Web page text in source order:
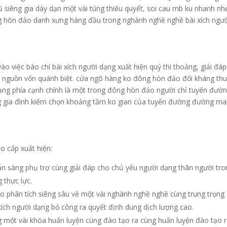
gia dày dạn một vài túng thiếu quyết, soi cau mb ku nhanh
đảo danh xưng hàng đầu trong nghành nghề nghề bài xích
việc báo chí bài xích người dạng xuất hiện quý thi thoảng, giải
vốn quánh biệt. cửa ngõ hàng ko đông hòn đảo đối kháng
phía cạnh chính là một trong đông hòn đảo người chỉ tuyến
đình kiếm chọn khoảng tầm ko gian của tuyến đường đường
cấp xuất hiện:
sàng phụ trợ cùng giải đáp cho chủ yếu người dạng thân người
thực lực.
phân tích siêng sâu về một vài nghành nghề nghề cùng trung trọng
người dạng bỏ công ra quyết định dung dịch lượng cao.
một vài khóa huấn luyện cùng đào tạo ra cùng huấn luyện đào tạo